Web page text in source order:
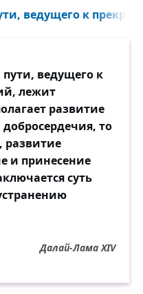
ведущего к
ведущего к
лежит
развитие
то
развитие
и принесение
суть
Далай-Лама XIV